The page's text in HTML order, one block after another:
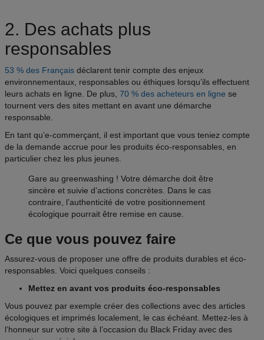
2. Des achats plus
responsables
53 % des Français déclarent tenir compte des enjeux
environnementaux, responsables ou éthiques lorsqu’ils effectuent
leurs achats en ligne. De plus, 70 % des acheteurs en ligne se
tournent vers des sites mettant en avant une démarche
responsable.
En tant qu’e-commerçant, il est important que vous teniez compte
de la demande accrue pour les produits éco-responsables, en
particulier chez les plus jeunes.
Gare au greenwashing ! Votre démarche doit être
sincère et suivie d’actions concrètes. Dans le cas
contraire, l’authenticité de votre positionnement
écologique pourrait être remise en cause.
Ce que vous pouvez faire
Assurez-vous de proposer une offre de produits durables et éco-
responsables. Voici quelques conseils :
Mettez en avant vos produits éco-responsables
Vous pouvez par exemple créer des collections avec des articles
écologiques et imprimés localement, le cas échéant. Mettez-les à
l’honneur sur votre site à l’occasion du Black Friday avec des